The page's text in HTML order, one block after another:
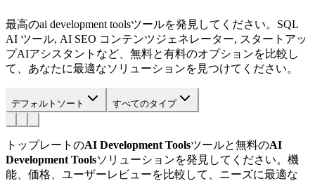
最高のai development toolsツールを発見してください。SQL
AI ツール, AI SEO コンテンツジェネレーター, スタートアッ
プAIアシスタントなど、無料と有料のオプションを比較し
て、あなたに最適なソリューションを見つけてください。
デフォルトソート すべてのタイプ
トップレートのAI Development Toolsツールと無料のAI
Development Toolsソリューションを発見してください。機
能、価格、ユーザーレビューを比較して、ニーズに最適な